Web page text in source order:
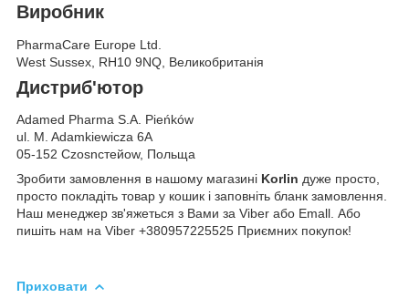
Виробник
PharmaCare Europe Ltd.
West Sussex, RH10 9NQ, Великобританія
Дистриб'ютор
Adamed Pharma S.A. Pieńków
ul. M. Adamkiewicza 6A
05-152 Czosnстейow, Польща
Зробити замовлення в нашому магазині Korlin дуже просто,
просто покладіть товар у кошик і заповніть бланк замовлення.
Наш менеджер зв'яжеться з Вами за Viber або Emall. Або
пишіть нам на Viber +380957225525 Приємних покупок!
Приховати